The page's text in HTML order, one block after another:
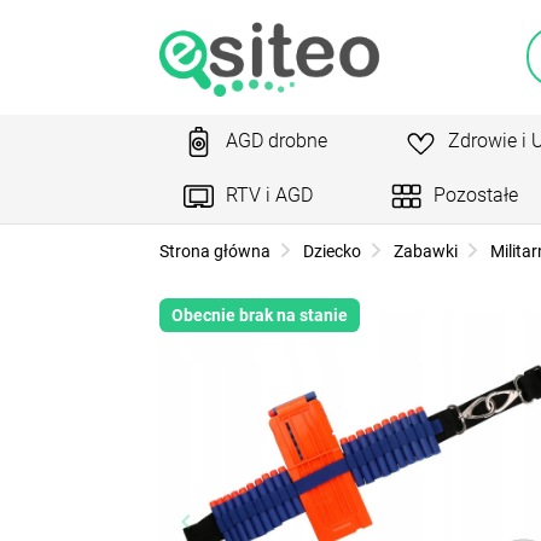
AGD drobne Zdrowie i
RTV i AGD Pozostałe
Strona główna Dziecko Zabawki
Obecnie brak na stanie
Poprzedni
keyboard_arrow_left